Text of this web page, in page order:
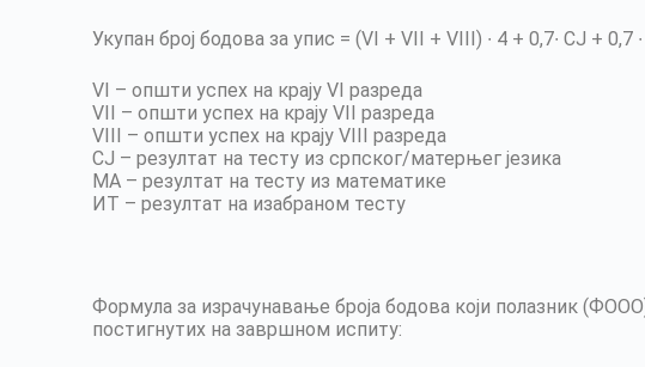
Укупан број бодова за упис = (VI + VII + VIII) ∙ 4 + 0,7∙ СЈ + 0,7
VI – општи успех на крају VI разреда
VII – општи успех на крају VII разреда
VIII – општи успех на крају VIII разреда
СЈ – резултат на тесту из српског/матерњег језика
МА – резултат на тесту из математике
ИТ – резултат на изабраном тесту
Формула за израчунавање броја бодова који полазник
постигнутих на завршном испиту: